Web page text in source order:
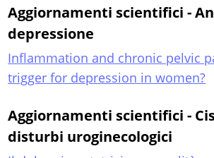
Aggiornamenti scientifici -
depressione
Inflammation and chronic pelvic
trigger for depression in women?
Aggiornamenti scientifici -
disturbi uroginecologici